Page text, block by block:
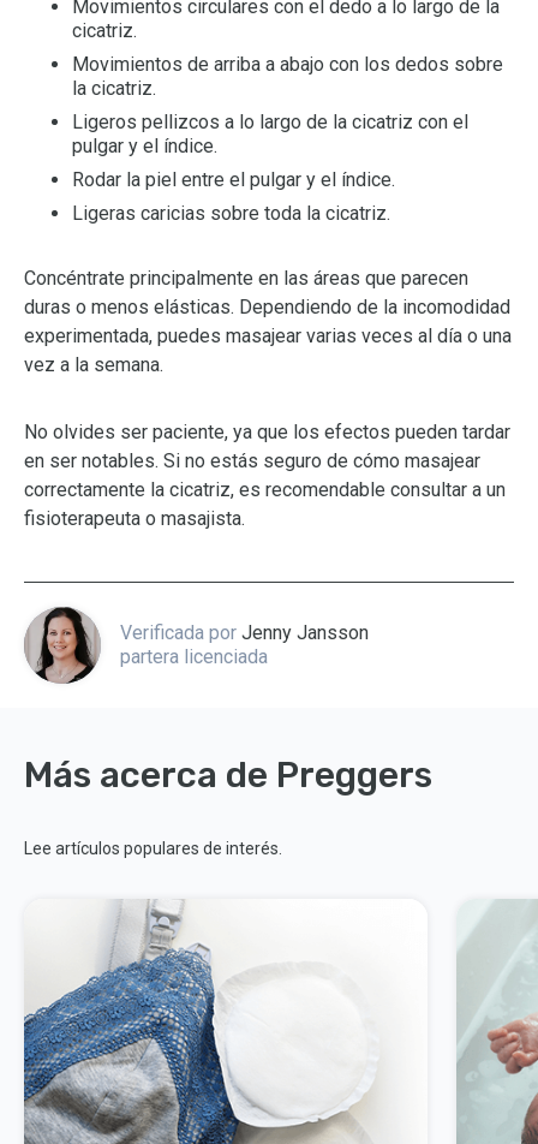
Movimientos circulares con el dedo a lo largo de la
cicatriz.
Movimientos de arriba a abajo con los dedos sobre
la cicatriz.
Ligeros pellizcos a lo largo de la cicatriz con el
pulgar y el índice.
Rodar la piel entre el pulgar y el índice.
Ligeras caricias sobre toda la cicatriz.
Concéntrate principalmente en las áreas que parecen
duras o menos elásticas. Dependiendo de la incomodidad
experimentada, puedes masajear varias veces al día o una
vez a la semana.
No olvides ser paciente, ya que los efectos pueden tardar
en ser notables. Si no estás seguro de cómo masajear
correctamente la cicatriz, es recomendable consultar a un
fisioterapeuta o masajista.
Verificada por Jenny Jansson
partera licenciada
Más acerca de Preggers
Lee artículos populares de interés.